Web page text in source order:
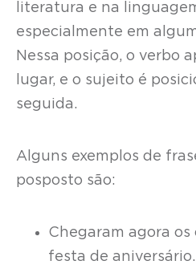
literatura e na
especialmente em
Nessa posição, o verbo
lugar, e o sujeito é
seguida.
Alguns exemplos de
posposto são:
Chegaram agora
festa de aniversário.